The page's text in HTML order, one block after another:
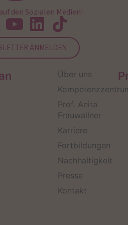
den Sozialen Medien!
ANMELDEN
Über uns
Prof. Anita
Frauwallner
Karriere
Fortbildungen
Nachhaltigkeit
Presse
Kontakt